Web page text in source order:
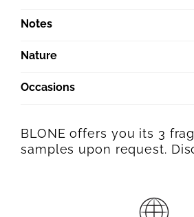
Notes
Nature
Occasions
BLONE offers you its 3
samples upon request.